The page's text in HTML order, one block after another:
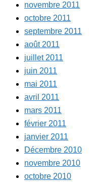
novembre 2011
octobre 2011
septembre 2011
août 2011
juillet 2011
juin 2011
mai 2011
avril 2011
mars 2011
février 2011
janvier 2011
Décembre 2010
novembre 2010
octobre 2010